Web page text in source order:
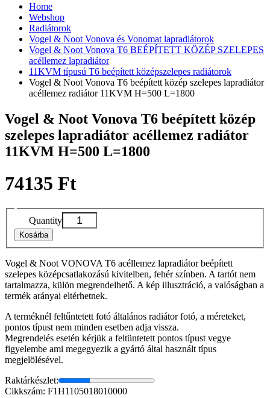
Home
Webshop
Radiátorok
Vogel & Noot Vonova és Vonomat lapradiátorok
Vogel & Noot Vonova T6 BEÉPÍTETT KÖZÉP SZELEPES
acéllemez lapradiátor
11KVM típusú T6 beépített középszelepes radiátorok
Vogel & Noot Vonova T6 beépített közép szelepes lapradiátor
acéllemez radiátor 11KVM H=500 L=1800
Vogel & Noot Vonova T6 beépített közép
szelepes lapradiátor acéllemez radiátor
11KVM H=500 L=1800
74135 Ft
Quantity
Kosárba
Vogel & Noot VONOVA T6 acéllemez lapradiátor beépített
szelepes középcsatlakozású kivitelben, fehér színben. A tartót nem
tartalmazza, külön megrendelhető. A kép illusztráció, a valóságban a
termék arányai eltérhetnek.
A terméknél feltűntetett fotó általános radiátor fotó, a méreteket,
pontos típust nem minden esetben adja vissza.
Megrendelés esetén kérjük a feltüntetett pontos típust vegye
figyelembe ami megegyezik a gyártó által használt típus
megjelölésével.
Raktárkészlet:
Cikkszám: F1H1105018010000